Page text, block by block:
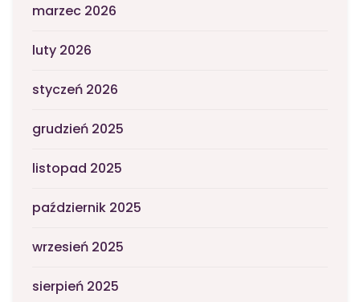
marzec 2026
luty 2026
styczeń 2026
grudzień 2025
listopad 2025
październik 2025
wrzesień 2025
sierpień 2025